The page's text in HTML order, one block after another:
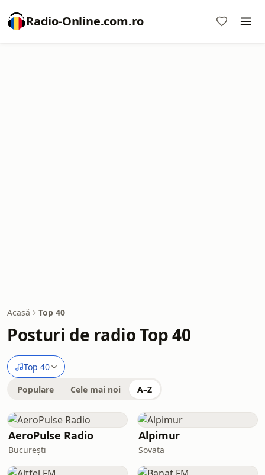
Radio-Online.com.ro
Acasă Top 40
Posturi de radio Top 40
Top 40
Populare Cele mai noi A–Z
AeroPulse Radio
București
Alpimur
Sovata